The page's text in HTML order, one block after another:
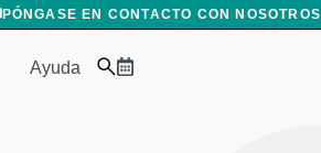
PÓNGASE EN CONTACTO CON NOSOTROS
Ayuda